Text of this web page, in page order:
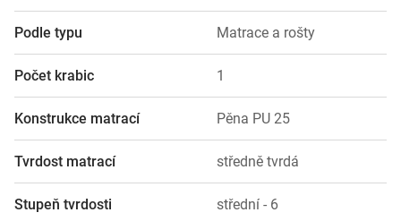
Podle typu Matrace a rošty
Počet krabic 1
Konstrukce matrací Pěna PU 25
Tvrdost matrací středně tvrdá
Stupeň tvrdosti střední - 6